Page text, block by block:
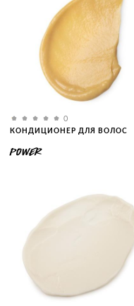
0
КОНДИЦИОНЕР ДЛЯ ВОЛОС
POWER